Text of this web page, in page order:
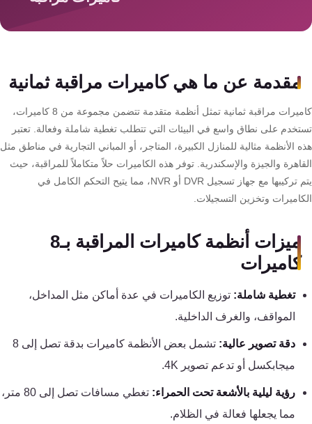
مقدمة عن ما هي كاميرات مراقبة ثمانية
كاميرات مراقبة ثمانية تمثل أنظمة متقدمة تتضمن مجموعة من 8 كاميرات،
على نطاق واسع في البيئات التي تتطلب تغطية شاملة وفعالة. تعتبر
الأنظمة مثالية للمنازل الكبيرة، المتاجر، أو المباني التجارية في مناطق مثل
والجيزة والإسكندرية. توفر هذه الكاميرات حلاً متكاملاً للمراقبة، حيث
يتم تركيبها مع جهاز تسجيل DVR أو NVR، مما يتيح التحكم الكامل في
وتخزين التسجيلات.
ميزات أنظمة كاميرات المراقبة بـ8
كاميرات
تغطية شاملة:توزيع الكاميرات في عدة أماكن مثل المداخل،
المواقف، والغرف الداخلية.
دقة تصوير عالية:
تشمل بعض الأنظمة كاميرات بدقة تصل إلى 8
ميجابكسل أو تدعم تصوير 4K.
رؤية ليلية بالأشعة تحت الحمراء:
تغطي مسافات تصل إلى 80 متر،
مما يجعلها فعالة في الظلام.
هوم
سيستم
حلول
أمنية
للشركات
والمصانع
بصمة
الحضور
والانصراف
تقوية
شبكات
والانترنت
انتركم